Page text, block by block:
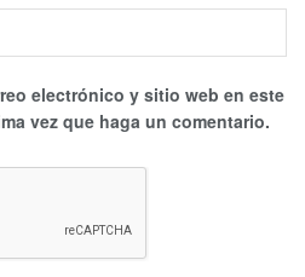
electrónico y sitio web en este
vez que haga un comentario.